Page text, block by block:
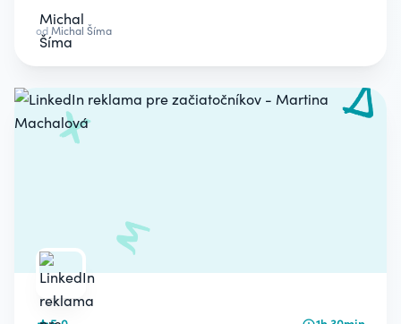
odMichal Šíma